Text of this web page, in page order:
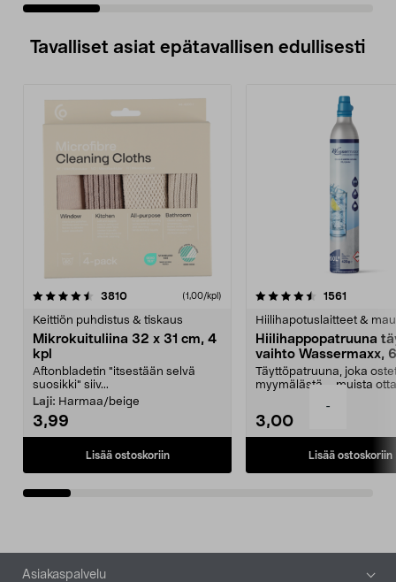
-
Tavalliset asiat epätavallisen edullisesti
3810arvostelut (1,00/kpl)
Keittiön puhdistus & tiskaus
Mikrokuituliina 32 x 31 cm, 4
kpl
Aftonbladetin "itsestään selvä
suosikki" siiv...
Laji: Harmaa/beige
3,99
Lisää ostoskoriin
4.5viidestä
1561
Hiilihapotuslaitteet &
Hiilihappopatruuna
vaihto Wassermaxx,
Täyttöpatruuna, joka
myymälästä – muista
3,00
Lisää ostoskoriin
4.5viidestä
Alatunniste
Asiakaspalvelu